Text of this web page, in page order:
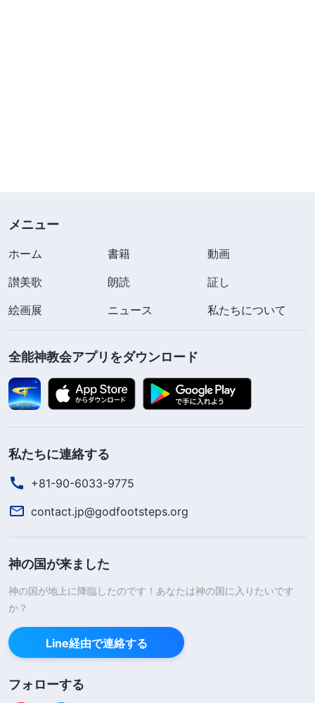
メニュー
ホーム 書籍
動画
讃美歌
朗読
証し
絵画展
ニュース 私たちについて
全能神教会アプリをダウンロード
私たちに連絡する
+81-90-6033-9775
contact.jp@godfootsteps.org
神の国が来ました
神の国が地上に降臨したのです！あなたは神の国に入りたいです
か？
Line経由で連絡する
フォローする